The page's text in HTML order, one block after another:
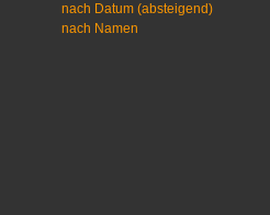
nach Datum (absteigend)
nach Namen